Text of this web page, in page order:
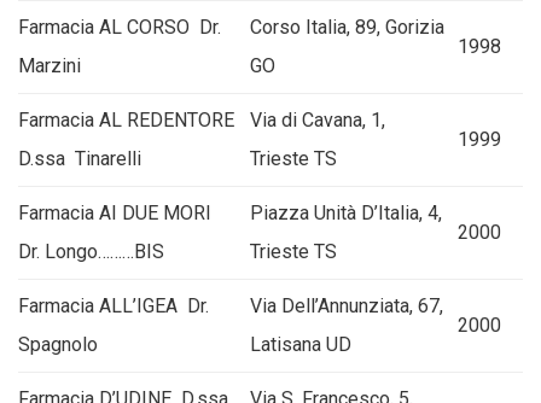
Farmacia AL CORSO Dr.
Marzini
Corso Italia, 89, Gorizia
GO
1998
Farmacia AL REDENTORE
D.ssa Tinarelli
Via di Cavana, 1,
Trieste TS
1999
Farmacia AI DUE MORI
Dr. Longo………BIS
Piazza Unità D’Italia, 4,
Trieste TS
2000
Farmacia ALL’IGEA Dr.
Spagnolo
Via Dell’Annunziata, 67,
Latisana UD
2000